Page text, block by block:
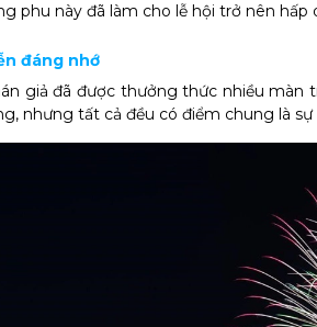
phu này đã làm cho lễ hội trở nên
đáng nhớ
giả đã được thưởng thức nhiều
nhưng tất cả đều có điểm chung là